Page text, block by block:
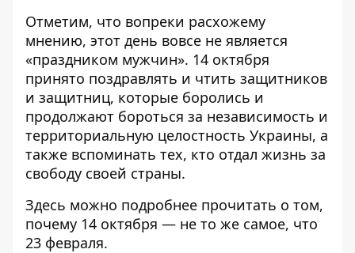
Отметим, что вопреки расхожему
мнению, этот день вовсе не является
«праздником мужчин». 14 октября
принято поздравлять и чтить защитников
и защитниц, которые боролись и
продолжают бороться за независимость и
территориальную целостность Украины, а
также вспоминать тех, кто отдал жизнь за
свободу своей страны.
Здесь можно подробнее прочитать о том,
почему 14 октября — не то же самое, что
23 февраля.